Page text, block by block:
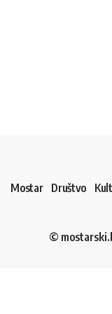
Mostar Društvo
©